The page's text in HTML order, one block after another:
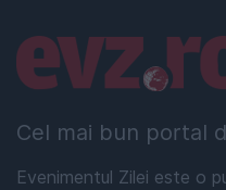
Cel mai bun portal
Evenimentul Zilei este o
Linkuri utile